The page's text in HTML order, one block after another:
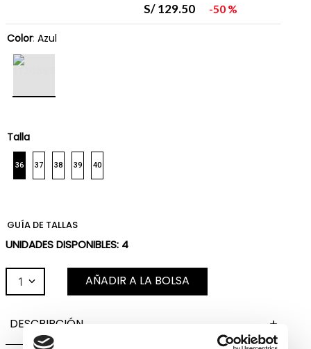
S/ 129.50 50 %
Color: Azul
Talla
36 37 38 39 40
GUÍA DE TALLAS
UNIDADES DISPONIBLES: 4
1 AÑADIR A LA BOLSA
DESCRIPCIÓN